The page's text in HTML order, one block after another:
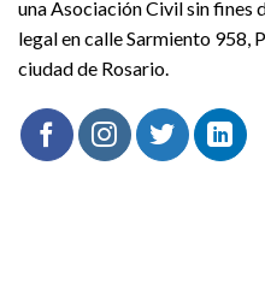
una Asociación Civil sin fines
legal en calle Sarmiento 958,
ciudad de Rosario.